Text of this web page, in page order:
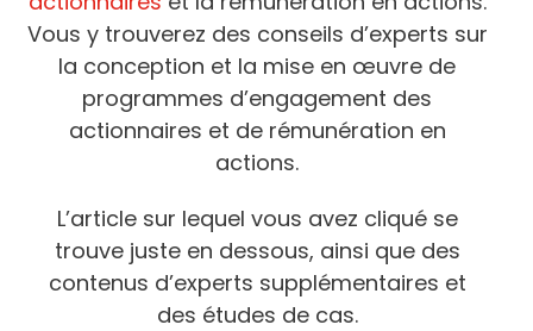
Vous y trouverez des conseils d’experts sur
la conception et la mise en œuvre de
programmes d’engagement des
actionnaires et de rémunération en
actions.
L’article sur lequel vous avez cliqué se
trouve juste en dessous, ainsi que des
contenus d’experts supplémentaires et
des études de cas.